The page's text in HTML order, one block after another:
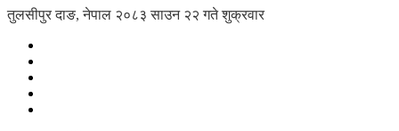
तुलसीपुर दाङ, नेपाल २०८३ साउन २२ गते शुक्रवार